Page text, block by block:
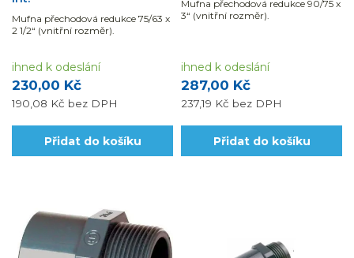
Mufna přechodová redukce 75/63 x
2 1/2“ (vnitřní rozměr).
230,00 Kč
190,08 Kč bez DPH
ihned k odeslání
Přidat do košíku
Mufna přechodová redukce 90/75 x
3“ (vnitřní rozměr).
287,00 Kč
237,19 Kč bez DPH
ihned k odeslání
Přidat do košíku